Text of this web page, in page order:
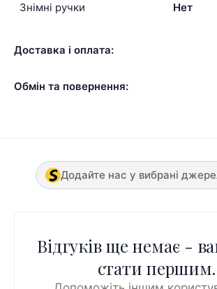
Знімні ручки Нет
Доставка і оплата:
Обмін та повернення:
Додайте нас у вибрані
Відгуків ще немає -
стати першим.